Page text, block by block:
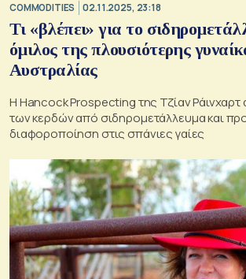
COMMODITIES 02.11.2025, 23:18
Τι «βλέπει» για το
όμιλος της πλουσιότερης
Αυστραλίας
Η Hancock Prospecting της Τζίαν Ράινχαρτ
των κερδών από σιδηρομετάλλευμα και
διαφοροποίηση στις σπάνιες γαίες